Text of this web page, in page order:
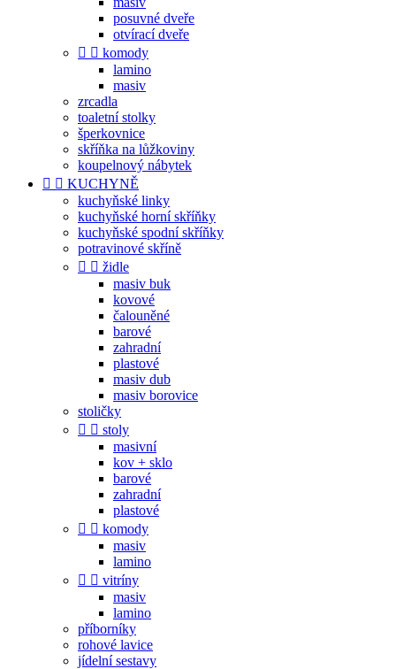
posuvné dveře
otvírací dveře
  komody
lamino
masiv
zrcadla
toaletní stolky
šperkovnice
skříňka na lůžkoviny
koupelnový nábytek
  KUCHYNĚ
kuchyňské linky
kuchyňské horní skříňky
kuchyňské spodní skříňky
potravinové skříně
  židle
masiv buk
kovové
čalouněné
barové
zahradní
plastové
masiv dub
masiv borovice
stoličky
  stoly
masivní
kov + sklo
barové
zahradní
plastové
  komody
masiv
lamino
  vitríny
masiv
lamino
příborníky
rohové lavice
jídelní sestavy